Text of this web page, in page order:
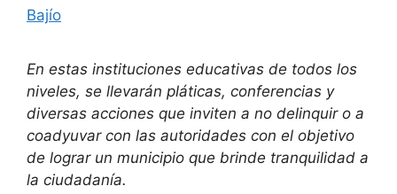
Bajío
En estas instituciones educativas de todos los
niveles, se llevarán pláticas, conferencias y
diversas acciones que inviten a no delinquir o a
coadyuvar con las autoridades con el objetivo
de lograr un municipio que brinde tranquilidad a
la ciudadanía.